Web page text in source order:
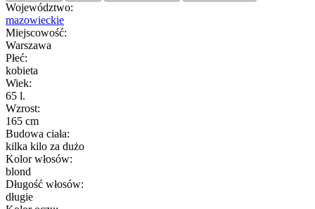
Województwo:
mazowieckie
Miejscowość:
Warszawa
Płeć:
kobieta
Wiek:
65 l.
Wzrost:
165 cm
Budowa ciała:
kilka kilo za dużo
Kolor włosów:
blond
Długość włosów:
długie